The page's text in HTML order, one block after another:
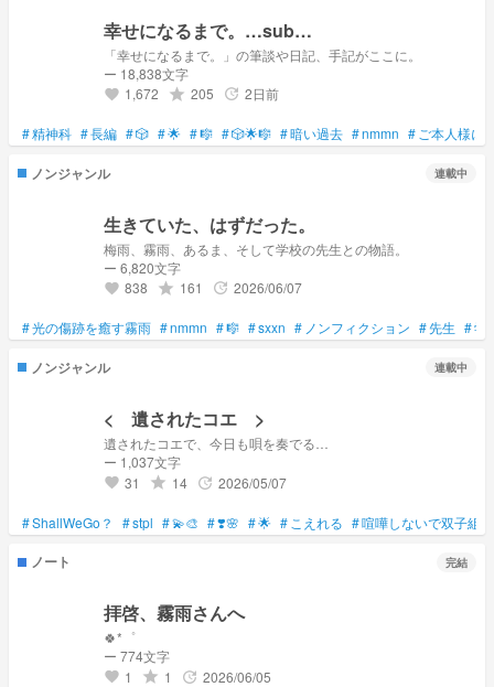
幸せになるまで。…sub…
「幸せになるまで。」の筆談や日記、手記がここに。
ー 18,838文字
favorite 1,672 grade 205 update 2日前
#精神科 #長編 #🎲 #🌟 #🎼 #🎲🌟🎼 #暗い過去 #nmmn # ご本人様に
ノンジャンル 連載中
生きていた、はずだった。
梅雨、霧雨、あるま、そして学校の先生との物語。
ー 6,820文字
favorite 838 grade 161 update 2026/06/07
#光の傷跡を癒す霧雨 #nmmn #🎼 #sxxn # ノンフィクション #先生 #学
ノンジャンル 連載中
< 遺されたコエ >
遺されたコエで、今日も唄を奏でる…
ー 1,037文字
favorite 31 grade 14 update 2026/05/07
#ShallWeGo？ #stpl #💫🎨 #❣️🌸 #🌟 # こえれる #喧嘩しないで双子組
ノート 完結
拝啓、霧雨さんへ
🍀*゜
ー 774文字
favorite 1 grade 1 update 2026/06/05